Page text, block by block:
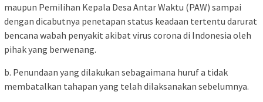
maupun Pemilihan Kepala Desa Antar Waktu (PAW) sampai
dengan dicabutnya penetapan status keadaan tertentu darurat
bencana wabah penyakit akibat virus corona di Indonesia oleh
pihak yang berwenang.
b. Penundaan yang dilakukan sebagaimana huruf a tidak
membatalkan tahapan yang telah dilaksanakan sebelumnya.